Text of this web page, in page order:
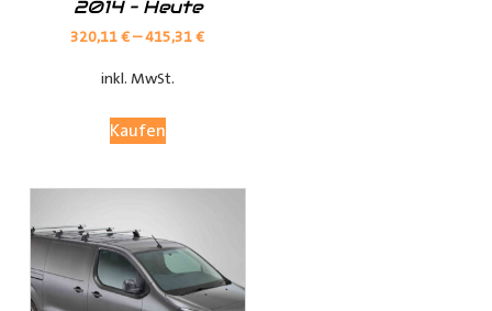
Verkleidungen bieten optimalen Schutz für Ihren
Laderaum, wodurch Ihr Fahrzeug länger in Top-Zustand
(je nach Fahrzeugmodell, sind nur die jeweils möglichen
Fensterteile:
2014 – Heute
320,11€–415,31€
inkl. MwSt.
Kaufen